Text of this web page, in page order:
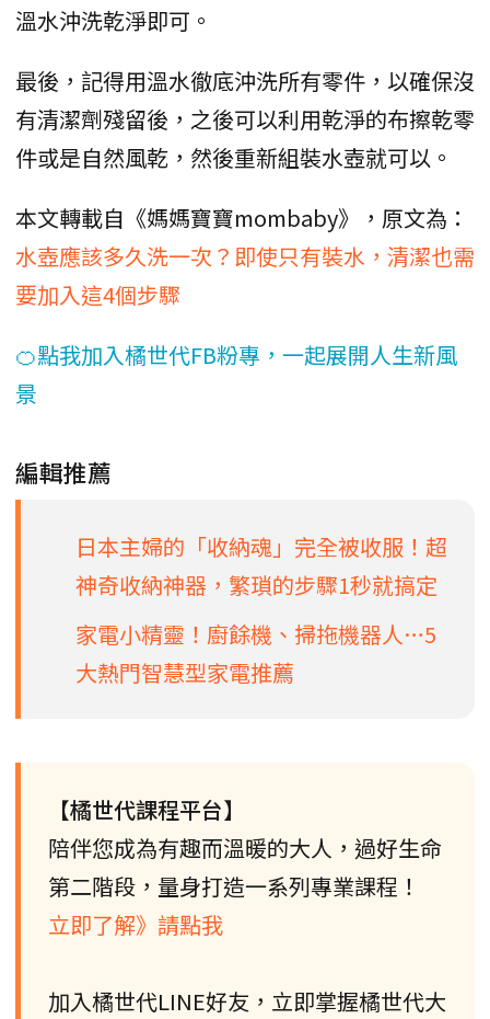
溫水沖洗乾淨即可。
最後，記得用溫水徹底沖洗所有零件，以確保沒
有清潔劑殘留後，之後可以利用乾淨的布擦乾零
件或是自然風乾，然後重新組裝水壺就可以。
本文轉載自《媽媽寶寶mombaby》，原文為：
水壺應該多久洗一次？即使只有裝水，清潔也需
要加入這4個步驟
🍊點我加入橘世代FB粉專，一起展開人生新風
景
編輯推薦
日本主婦的「收納魂」完全被收服！超
神奇收納神器，繁瑣的步驟1秒就搞定
家電小精靈！廚餘機、掃拖機器人…5
大熱門智慧型家電推薦
【橘世代課程平台】
陪伴您成為有趣而溫暖的大人，過好生命
第二階段，量身打造一系列專業課程！
立即了解》請點我
加入橘世代LINE好友，立即掌握橘世代大